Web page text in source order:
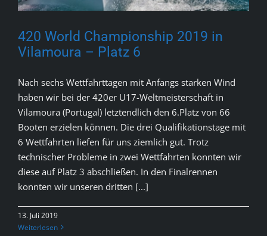
420 World Championship 2019 in
Vilamoura – Platz 6
Nach sechs Wettfahrttagen mit Anfangs starken Wind
haben wir bei der 420er U17-Weltmeisterschaft in
Vilamoura (Portugal) letztendlich den 6.Platz von 66
Booten erzielen können. Die drei Qualifikationstage mit
6 Wettfahrten liefen für uns ziemlich gut. Trotz
technischer Probleme in zwei Wettfahrten konnten wir
diese auf Platz 3 abschließen. In den Finalrennen
konnten wir unseren dritten [...]
13. Juli 2019
Weiterlesen